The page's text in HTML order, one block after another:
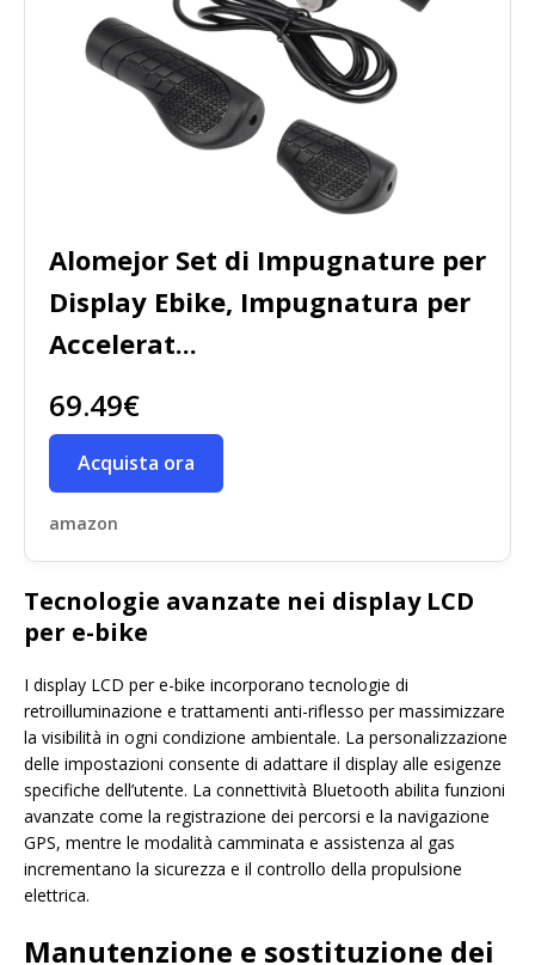
Alomejor Set di Impugnature per
Display Ebike, Impugnatura per
Accelerat...
69.49€
Acquista ora
amazon
Tecnologie avanzate nei display LCD
per e-bike
I display LCD per e-bike incorporano tecnologie di
retroilluminazione e trattamenti anti-riflesso per massimizzare
la visibilità in ogni condizione ambientale. La personalizzazione
delle impostazioni consente di adattare il display alle esigenze
specifiche dell’utente. La connettività Bluetooth abilita funzioni
avanzate come la registrazione dei percorsi e la navigazione
GPS, mentre le modalità camminata e assistenza al gas
incrementano la sicurezza e il controllo della propulsione
elettrica.
Manutenzione e sostituzione dei